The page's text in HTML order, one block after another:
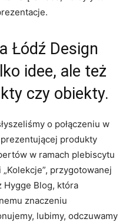
Łódź Design
idee, ale też
czy obiekty.
o połączeniu w
produkty
w ramach plebiscytu
przygotowanej
Hygge Blog, która
znaczeniu
lubimy, odczuwamy